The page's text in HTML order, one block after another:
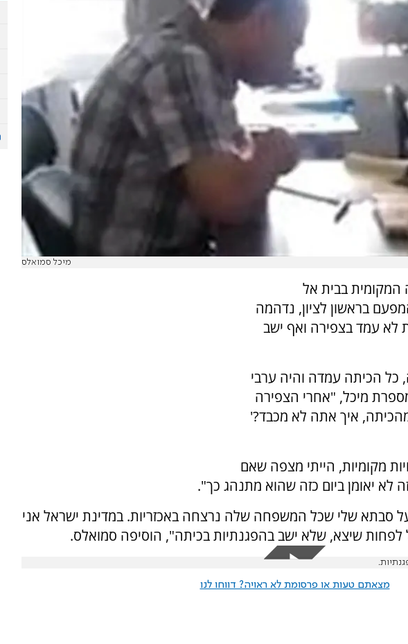
מיכל סמואלס
המקומית בבית אל
בראשון לציון, נדהמה
עמד בצפירה ואף ישב
הכיתה עמדה והיה ערבי
מיכל, "אחרי הצפירה
איך אתה לא מכבד?'
מקומיות, הייתי מצפה שאם
לא יאומן ביום כזה שהוא מתנהג כך".
סבתא שלי שכל המשפחה שלה נרצחה באכזריות. במדינת ישראל אני
שיצא, שלא ישב בהפגנתיות בכיתה", הוסיפה סמואלס.
מצאתם טעות או פרסומת לא ראויה? דווחו לנו